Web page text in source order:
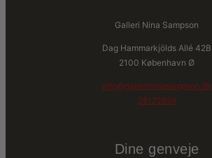
Galleri Nina Sampson
Dag Hammarkjölds Allé 42B
2100 København Ø
info@gallerininasampson.dk
28122859
Dine genveje